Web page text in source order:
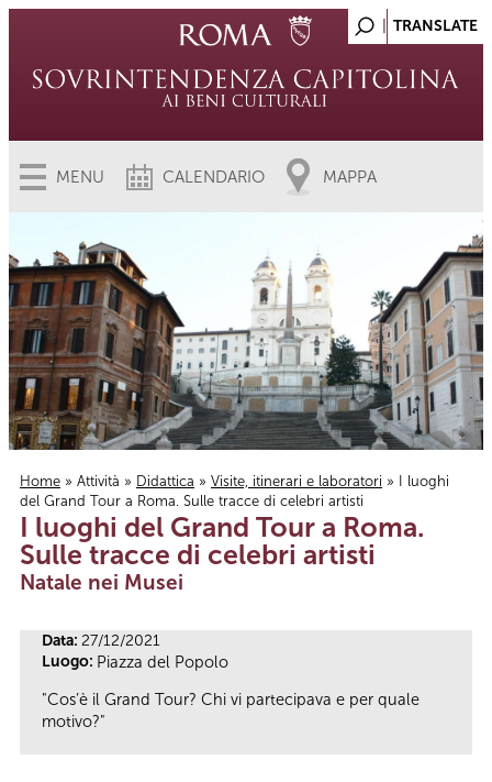
MENU CALENDARIO MAPPA
Tu sei qui
Home » Attività » Didattica » Visite, itinerari e laboratori » I luoghi
del Grand Tour a Roma. Sulle tracce di celebri artisti
I luoghi del Grand Tour a Roma.
Sulle tracce di celebri artisti
Natale nei Musei
Data: 27/12/2021
Luogo: Piazza del Popolo
"Cos’è il Grand Tour? Chi vi partecipava e per quale
motivo?"